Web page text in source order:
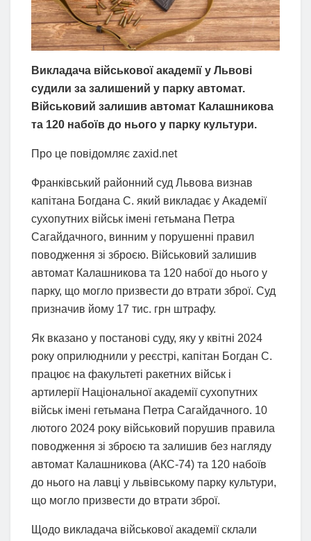
Викладача військової академії у Львові
судили за залишений у парку автомат.
Військовий залишив автомат Калашникова
та 120 набоїв до нього у парку культури.
Про це повідомляє zaxid.net
Франківський районний суд Львова визнав
капітана Богдана С. який викладає у Академії
сухопутних військ імені гетьмана Петра
Сагайдачного, винним у порушенні правил
поводження зі зброєю. Військовий залишив
автомат Калашникова та 120 набої до нього у
парку, що могло призвести до втрати зброї. Суд
призначив йому 17 тис. грн штрафу.
Як вказано у постанові суду, яку у квітні 2024
року оприлюднили у реєстрі, капітан Богдан С.
працює на факультеті ракетних військ і
артилерії Національної академії сухопутних
військ імені гетьмана Петра Сагайдачного. 10
лютого 2024 року військовий порушив правила
поводження зі зброєю та залишив без нагляду
автомат Калашникова (АКС-74) та 120 набоїв
до нього на лавці у львівському парку культури,
що могло призвести до втрати зброї.
Щодо викладача військової академії склали